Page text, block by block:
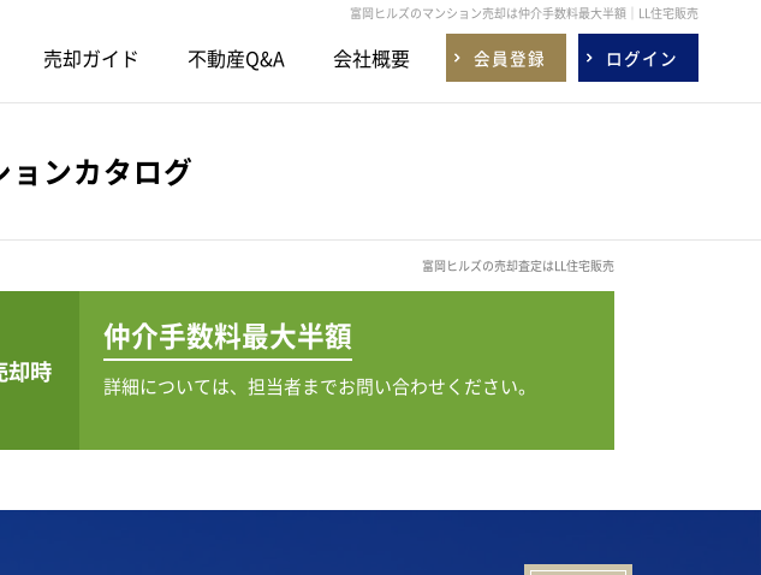
富岡ヒルズのマンション売却は仲介手数料最大半額｜LL住宅販売
売却ガイド 不動産Q&A 会社概要 会員登録 ログイン
ンカタログ
富岡ヒルズの売却査定はLL住宅販売
却時
仲介手数料最大半額
詳細については、担当者までお問い合わせください。